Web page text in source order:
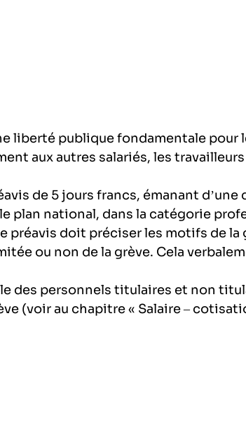
liberté publique fondamentale
aux autres salariés, les
de 5 jours francs, émanant
plan national, dans la catégorie
préavis doit préciser les motifs de la
ou non de la grève. Cela
des personnels titulaires et non
(voir au chapitre « Salaire –